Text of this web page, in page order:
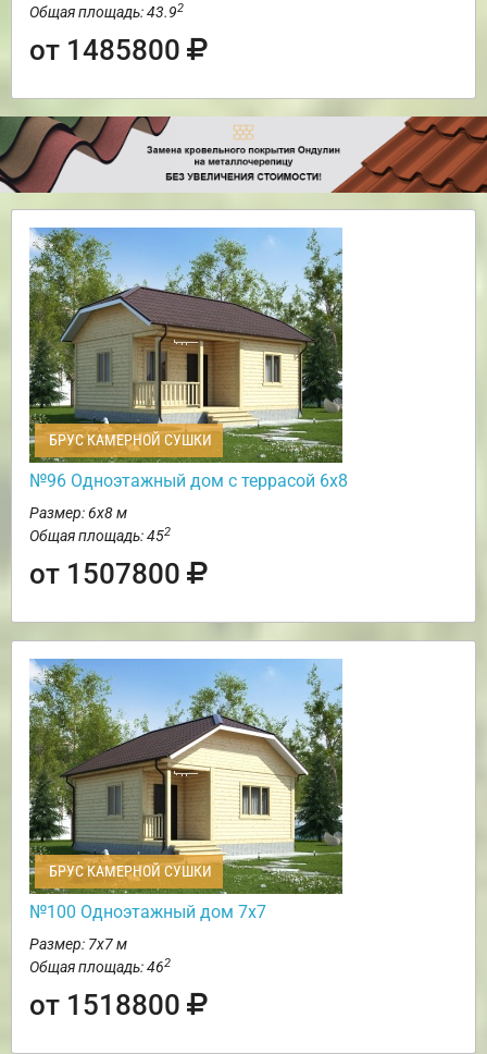
Общая площадь: 43.92
от 1485800
БРУС КАМЕРНОЙ СУШКИ
№96 Одноэтажный дом с террасой 6х8
Размер: 6х8 м
Общая площадь: 452
от 1507800
БРУС КАМЕРНОЙ СУШКИ
№100 Одноэтажный дом 7х7
Размер: 7х7 м
Общая площадь: 462
от 1518800